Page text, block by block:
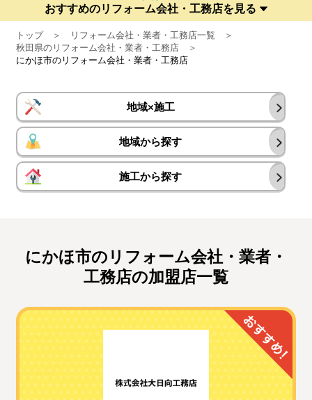
おすすめのリフォーム会社・工務店を見る
トップ
リフォーム会社・業者・工務店一覧
秋田県のリフォーム会社・業者・工務店
にかほ市のリフォーム会社・業者・工務店
地域×施工
地域から探す
施工から探す
にかほ市のリフォーム会社・業者・
工務店の加盟店一覧